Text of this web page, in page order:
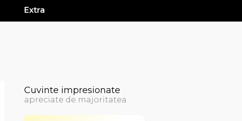
Extra
Cuvinte impresionate
apreciate de majoritatea